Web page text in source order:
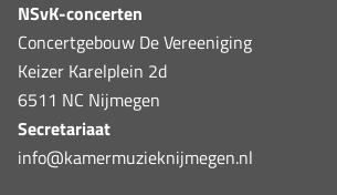
NSvK-concerten
Concertgebouw De Vereeniging
Keizer Karelplein 2d
6511 NC Nijmegen
Secretariaat
info@kamermuzieknijmegen.nl